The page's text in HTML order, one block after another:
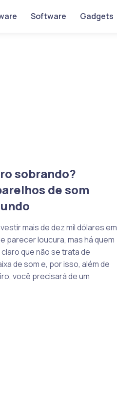
Software Gadgets
sobrando?
de som
mais de dez mil dólares em
parecer loucura, mas há quem
que não se trata de
de som e, por isso, além de
você precisará de um